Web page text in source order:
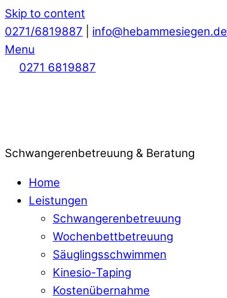
Skip to content
0271/6819887
info@hebammesiegen.de
Menu
0271 6819887
Schwangerenbetreuung & Beratung
Home
Leistungen
Schwangerenbetreuung
Wochenbettbetreuung
Säuglingsschwimmen
Kinesio-Taping
Kostenübernahme